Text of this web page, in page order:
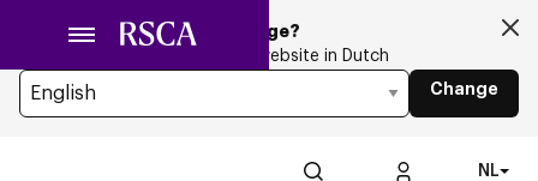
hoofdinhoud
Looking for another Language?
You’re currently browsing the website in Dutch
Change
NL